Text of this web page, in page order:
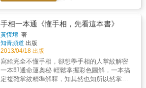
是唬弄人的，看了這麼多年神斷事跡的傳聞，
但這條道路上的仙算生涯，幾乎只有極短的職
涯，真正能夠平平穩穩，經得起考驗的、經世
致用的、放諸四海皆準的，其實都是簡易而貫
之，簡易的程度，又可通用在不同的預測體系
—紫微斗數、子平八字、六爻預測、鐵版神
數。若還在執迷不悟、往死裡鑽牛角尖的同修
同好，信不信由您，或許時間機緣一到，您可
手相一本通《懂手相，先看這本書》
黃恆堉 著
知青頻道 出版
2013/04/18 出版
寫給完全不懂手相，卻想學手相的人掌紋解密
一本即通命運奧秘 輕鬆掌握彩色圖解，一本搞
定複雜掌紋精準解釋，知其然也知所以然掌握